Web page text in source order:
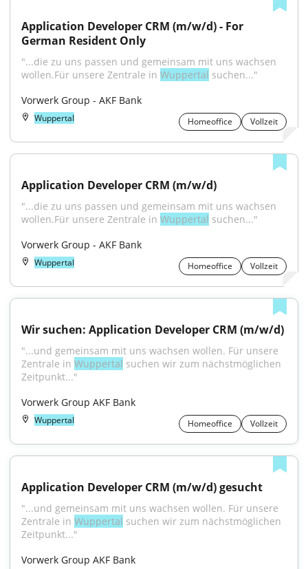
Application Developer CRM (m/w/d) - For
German Resident Only
"...die zu uns passen und gemeinsam mit uns wachsen
wollen.Für unsere Zentrale in Wuppertal suchen..."
Vorwerk Group - AKF Bank
Wuppertal Homeoffice Vollzeit
Application Developer CRM (m/w/d)
"...die zu uns passen und gemeinsam mit uns wachsen
wollen.Für unsere Zentrale in Wuppertal suchen..."
Vorwerk Group - AKF Bank
Wuppertal Homeoffice Vollzeit
Wir suchen: Application Developer CRM (m/w/d)
"...und gemeinsam mit uns wachsen wollen. Für unsere
Zentrale in Wuppertal suchen wir zum nächstmöglichen
Zeitpunkt..."
Vorwerk Group AKF Bank
Wuppertal Homeoffice Vollzeit
Application Developer CRM (m/w/d) gesucht
"...und gemeinsam mit uns wachsen wollen. Für unsere
Zentrale in Wuppertal suchen wir zum nächstmöglichen
Zeitpunkt..."
Vorwerk Group AKF Bank